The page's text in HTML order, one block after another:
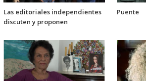
Las editoriales independientes
discuten y proponen
Puente